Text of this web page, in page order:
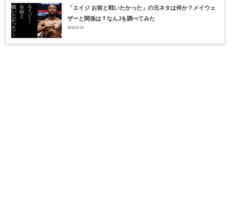
「エイジ お前と戦いたかった」の元ネタは何か？メイウェ
ザーと関係は？なんJを調べてみた
2019.9.14